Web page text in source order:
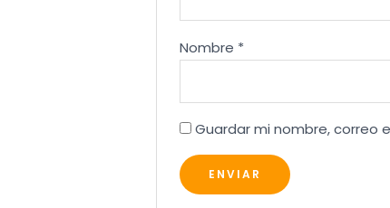
Nombre *
Guardar mi nombre, correo